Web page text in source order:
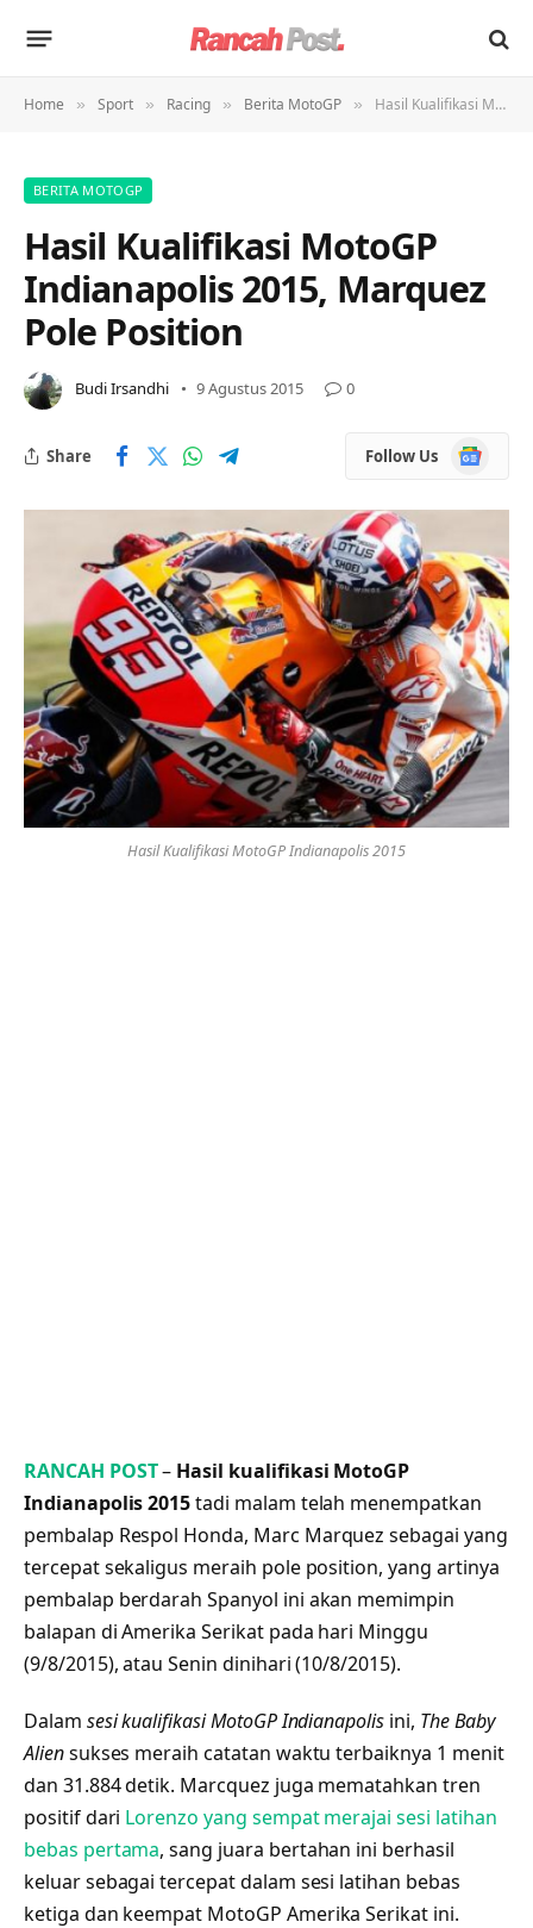
Home » Sport » Racing » Berita MotoGP » Hasil Kualifikasi MotoGP Indianapolis 2015, Marquez Pole Position
BERITA MOTOGP
Hasil Kualifikasi MotoGP
Indianapolis 2015, Marquez
Pole Position
Budi Irsandhi 9 Agustus 2015 0
Share Follow Us
Google
News
Hasil Kualifikasi MotoGP Indianapolis 2015
RANCAH POST– Hasil kualifikasi MotoGP
Indianapolis 2015tadi malam telah menempatkan
pembalap Respol Honda, Marc Marquez sebagai yang
tercepat sekaligus meraih pole position, yang artinya
pembalap berdarah Spanyol ini akan memimpin
balapan di Amerika Serikat pada hari Minggu
(9/8/2015), atau Senin dinihari (10/8/2015).
Dalam sesi kualifikasi MotoGP Indianapolis ini, The Baby
Aliensukses meraih catatan waktu terbaiknya 1 menit
dan 31.884 detik. Marcquez juga mematahkan tren
positif dari Lorenzo yang sempat merajai sesi latihan
bebas pertama, sang juara bertahan ini berhasil
keluar sebagai tercepat dalam sesi latihan bebas
ketiga dan keempat MotoGP Amerika Serikat ini.